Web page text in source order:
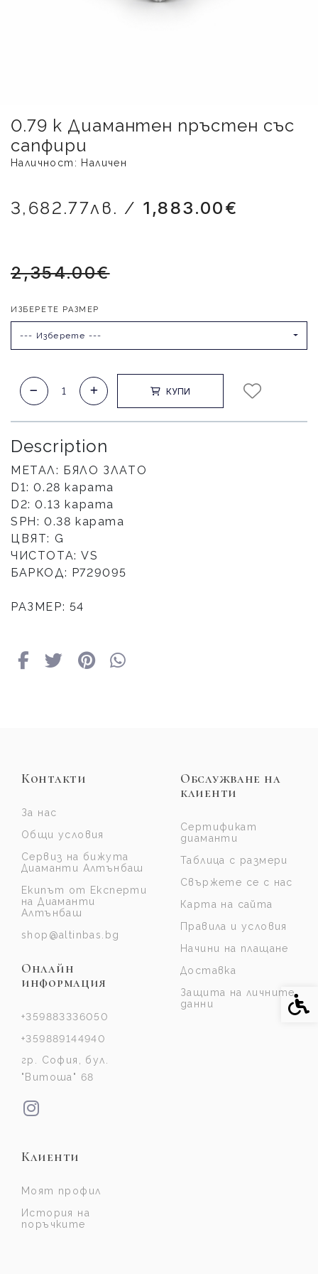
0.79 k Диамантен пръстен със
сапфири
Наличност: Наличен
3,682.77лв. / 1,883.00€
2,354.00€
ИЗБЕРЕТЕ РАЗМЕР
--- Изберете ---
КУПИ
Description
МЕТАЛ: БЯЛО ЗЛАТО
D1: 0.28 карата
D2: 0.13 карата
SPH: 0.38 карата
ЦВЯТ: G
ЧИСТОТА: VS
БАРКОД: Р729095
РАЗМЕР: 54
Контакти
За нас
Общи условия
Сервиз на бижута
Диаманти Алтънбаш
Екипът от Експерти
на Диаманти
Алтънбаш
shop@altinbas.bg
Онлайн
информация
+359883336050
+359889144940
гр. София, бул.
"Витоша" 68
Обслужване на
клиенти
Сертификат
диаманти
Таблица с размери
Свържете се с нас
Карта на сайта
Правила и условия
Начини на плащане
Доставка
Защита на личните
данни
Клиенти
Моят профил
История на
поръчките